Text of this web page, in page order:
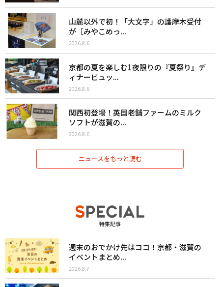
山麓以外で初！「大文字」の護摩木受付
が［みやこめっ...
2026.8.6
京都の夏を楽しむ1夜限りの『夏祭り』デ
ィナービュッ...
2026.8.6
関西初登場！英国老舗ファームのミルク
ソフトが滋賀の...
2026.8.6
ニュースをもっと読む
特集記事
週末のおでかけ先はココ！京都・滋賀の
イベントまとめ...
2026.8.7